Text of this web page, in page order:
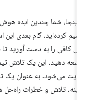
اینجا، شما چندین ایده هوش
کرده‌اید. گام بعدی این است
کافی را به دست آورید تا
دهید. این یک تلاش
می‌شود. به عنوان یک
تلاش و خطرات راه‌حل